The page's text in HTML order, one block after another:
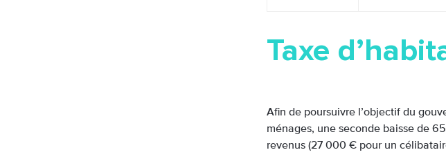
Taxe
Afin de poursuivre l’objectif du
ménages, une seconde baisse de
revenus (27 000 € pour un